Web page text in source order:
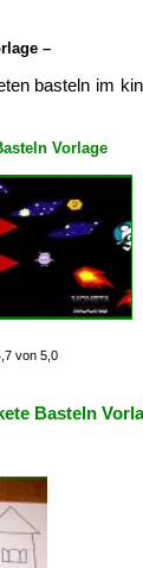
–
basteln im
Vorlage
von 5,0
Basteln